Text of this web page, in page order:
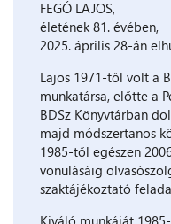
FEGÓ LAJOS,
életének 81. évében,
2025. április 28-án
Lajos 1971-től volt a
munkatársa, előtte a
BDSz Könyvtárban
majd módszertanos
1985-től egészen
vonulásáig
szaktájékoztató
Kiváló munkáját